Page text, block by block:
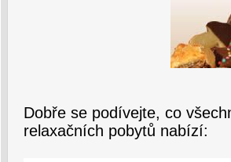
Dobře se podívejte, co
relaxačních pobytů nabízí: